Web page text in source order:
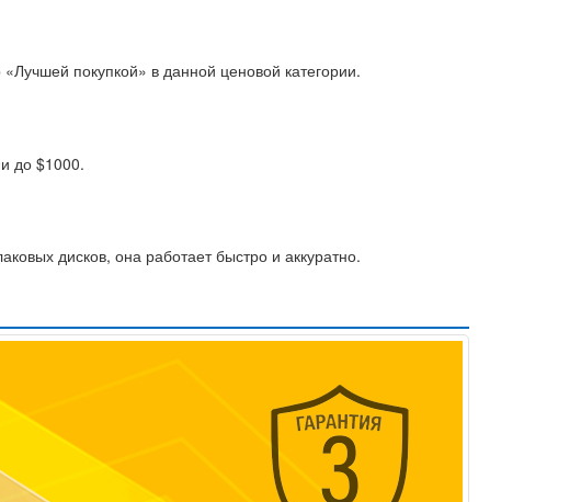
покупкой» в данной ценовой категории.
до $1000.
дисков, она работает быстро и аккуратно.